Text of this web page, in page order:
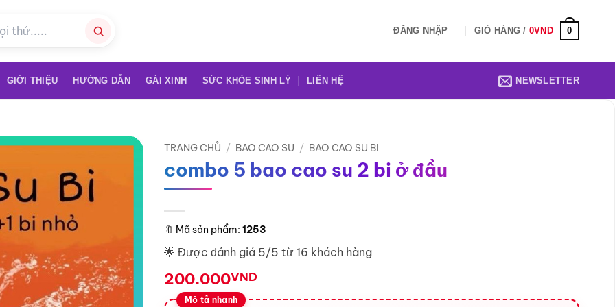
ĐĂNG NHẬP GIỎ HÀNG / 0VND 0
GIỚI THIỆU HƯỚNG DẪN GÁI XINH SỨC KHỎE SINH LÝ LIÊN HỆ NEWSLETTER
TRANG CHỦ / BAO CAO SU / BAO CAO SU BI
combo 5 bao cao su 2 bi ở đầu
🔖 Mã sản phẩm: 1253
🌟 Được đánh giá 5/5 từ 16 khách hàng
200.000VND